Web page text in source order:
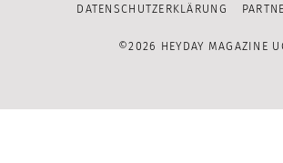
DATENSCHUTZERKLÄRUNG
©2026 HEYDAY MAGAZINE